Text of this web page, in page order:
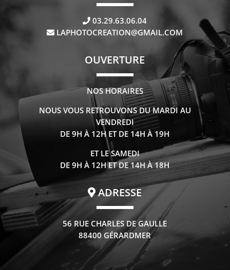
03.29.63.06.04
LAPHOTOCREATION@GMAIL.COM
OUVERTURE
NOS HORAIRES
NOUS VOUS RETROUVONS DU MARDI AU
VENDREDI
DE 9H À 12H ET DE 14H À 19H
ET LE SAMEDI
DE 9H À 12H ET DE 14H À 18H
ADRESSE
56 RUE CHARLES DE GAULLE
88400 GÉRARDMER